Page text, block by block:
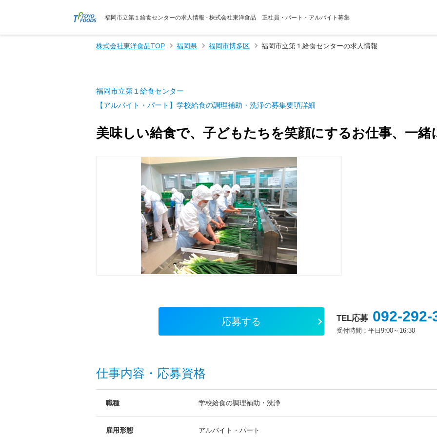
福岡市立第１給食センターの求人情報 - 株式会社東洋食品 正社員・パート・アルバイト募集
株式会社東洋食品TOP 福岡県 福岡市博多区 福岡市立第１給食センターの求人情報
福岡市立第１給食センター
【アルバイト・パート】学校給食の調理補助・洗浄の募集要項詳細
美味しい給食で、子どもたちを笑顔にするお仕事、一
応募する TEL応募 092-292-
受付時間：平日9:00～16:30
仕事内容・応募資格
職種 学校給食の調理補助・洗浄
雇用形態 アルバイト・パート